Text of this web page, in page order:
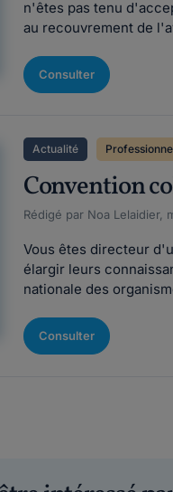
n'êtes pas tenu
au recouvrement de
Consulter
Actualité
Convention
Rédigé par Noa Lelaidier,
Vous êtes directeur
élargir leurs
nationale des
Consulter